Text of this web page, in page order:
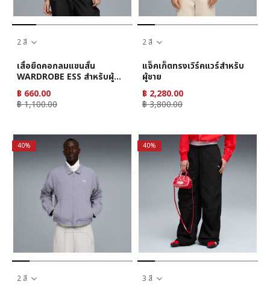
2 สี
เสื้อยืดคอกลมแขนสั้น
WARDROBE ESS สำหรับผู้
หญิง
฿ 660.00
฿ 1,100.00
2 สี
แจ็คเก็ตทรงเวิร์คแวร์สำหรับ
ผู้ชาย
฿ 2,280.00
฿ 3,800.00
40%
2 สี
40%
3 สี